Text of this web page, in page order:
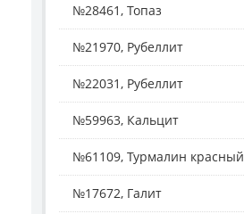
№28461, Топаз
№21970, Рубеллит
№22031, Рубеллит
№59963, Кальцит
№61109, Турмалин красный
№17672, Галит